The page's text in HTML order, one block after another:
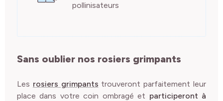
pollinisateurs
Sans oublier nos rosiers grimpants
Les rosiers grimpants trouveront parfaitement leur
place dans votre coin ombragé et participeront à